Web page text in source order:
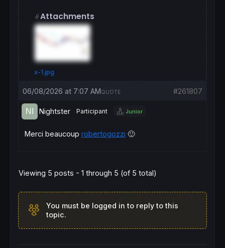
Attachments
x-1.jpg
06/08/2026 at 7:07 AM #261807
QUOTE
Nightster Participant Junior
Merci beaucoup robertogozzi 🙂
Viewing 5 posts - 1 through 5 (of 5 total)
You must be logged in to reply to this
topic.